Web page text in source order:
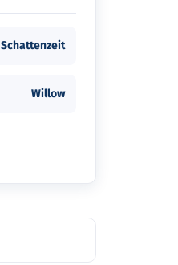
Schattenzeit
Willow